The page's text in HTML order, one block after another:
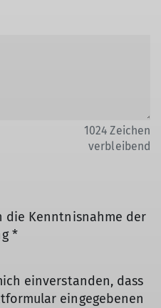
1024 Zeichen
verbleibend
die Kenntnisnahme der
*
einverstanden, dass
eingegebenen